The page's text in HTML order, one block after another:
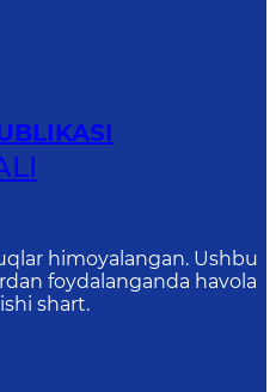
himoyalangan. Ushbu
foydalanganda havola
shart.